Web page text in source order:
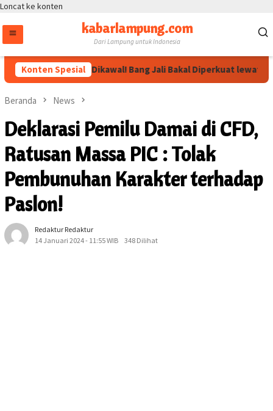
Loncat ke konten
kabarlampung.com
Dari Lampung untuk Indonesia
Konten Spesial
Megawati Dikawal! Bang Jali Bakal Diperkuat lewat Pojok
Beranda News
Deklarasi Pemilu Damai di CFD,
Ratusan Massa PIC : Tolak
Pembunuhan Karakter terhadap
Paslon!
Redaktur Redaktur
14 Januari 2024 - 11:55 WIB
348 Dilihat